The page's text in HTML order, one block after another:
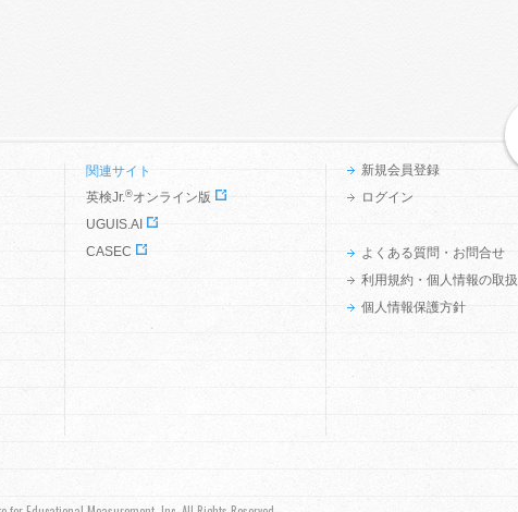
関連サイト
英検Jr.®オンライン版
UGUIS.AI
CASEC
新規会員登録
ログイン
よくある質問・お問合せ
利用規約・個人情報の取扱
個人情報保護方針